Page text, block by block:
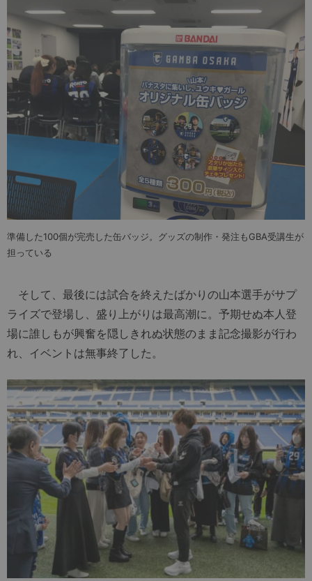
準備した100個が完売した缶バッジ。グッズの制作・発注もGBA受講生が
担っている
そして、最後には試合を終えたばかりの山本選手がサプ
ライズで登場し、盛り上がりは最高潮に。予期せぬ本人登
場に誰しもが興奮を隠しきれぬ状態のまま記念撮影が行わ
れ、イベントは無事終了した。